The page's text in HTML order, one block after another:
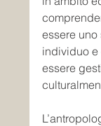
essere
individuo e
essere